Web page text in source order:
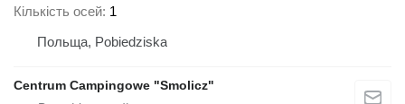
Кількість осей 1
Польща, Pobiedziska
Centrum Campingowe "Smolicz"